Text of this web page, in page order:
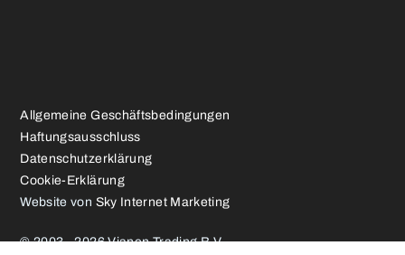
Allgemeine Geschäftsbedingungen
Haftungsausschluss
Datenschutzerklärung
Cookie-Erklärung
Website von Sky Internet Marketing
© 2003 - 2026 Vianen Trading B.V